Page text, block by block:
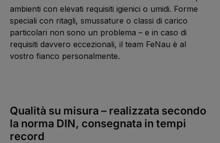
ambienti con elevati requisiti igienici o umidi. Forme
speciali con ritagli, smussature o classi di carico
particolari non sono un problema – e in caso di
requisiti davvero eccezionali, il team FeNau è al
vostro fianco personalmente.
Qualità su misura – realizzata secondo
la norma DIN, consegnata in tempi
record